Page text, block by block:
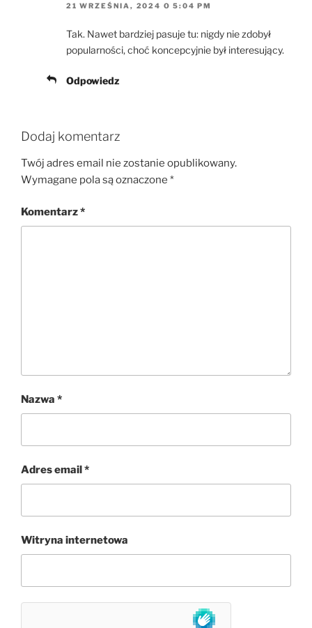
21 WRZEŚNIA, 2024 O 5:04 PM
Tak. Nawet bardziej pasuje tu: nigdy nie zdobył
popularności, choć koncepcyjnie był interesujący.
Odpowiedz
Dodaj komentarz
Twój adres email nie zostanie opublikowany.
Wymagane pola są oznaczone *
Komentarz*
Nazwa *
Adres email*
Witryna internetowa